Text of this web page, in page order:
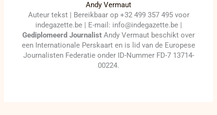
Andy Vermaut
Auteur tekst | Bereikbaar op +32 499 357 495 voor
indegazette.be | E-mail: info@indegazette.be |
Gediplomeerd Journalist Andy Vermaut beschikt over
een Internationale Perskaart en is lid van de Europese
Journalisten Federatie onder ID-Nummer FD-7 13714-
00224.